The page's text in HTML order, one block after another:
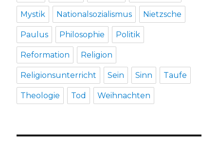
Mystik Nationalsozialismus Nietzsche
Paulus Philosophie Politik
Reformation Religion
Religionsunterricht Sein Sinn Taufe
Theologie Tod Weihnachten